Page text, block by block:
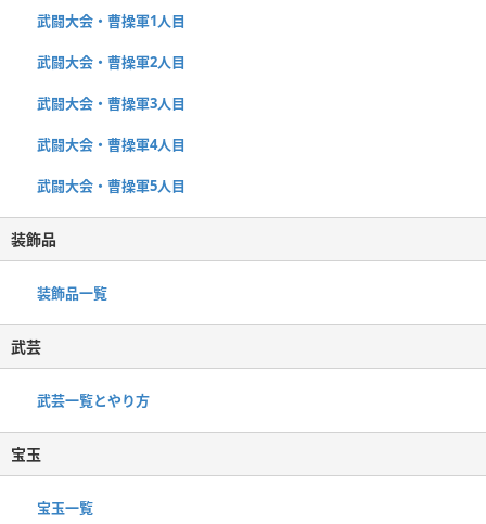
武闘大会・曹操軍1人目
武闘大会・曹操軍2人目
武闘大会・曹操軍3人目
武闘大会・曹操軍4人目
武闘大会・曹操軍5人目
装飾品
装飾品一覧
武芸
武芸一覧とやり方
宝玉
宝玉一覧